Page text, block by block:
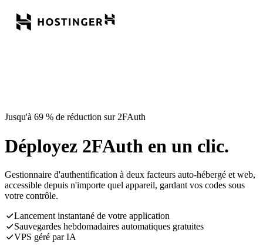
Jusqu'à 69 % de réduction sur 2FAuth
Déployez 2FAuth en un clic.
Gestionnaire d'authentification à deux facteurs auto-hébergé et web,
accessible depuis n'importe quel appareil, gardant vos codes sous
votre contrôle.
Lancement instantané de votre application
Sauvegardes hebdomadaires automatiques gratuites
VPS géré par IA